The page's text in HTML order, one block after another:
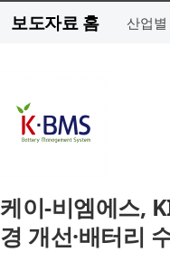
보도자료 홈 산업별
케이-비엠에스,
경 개선·배터리